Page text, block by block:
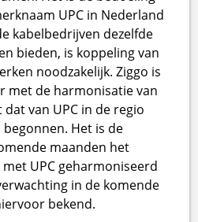
UPC in Nederland
kabelbedrijven dezelfde
bieden, is koppeling van
noodzakelijk. Ziggo is
met de harmonisatie van
van UPC in de regio
Het is de
maanden het
UPC geharmoniseerd
in de komende
bekend.